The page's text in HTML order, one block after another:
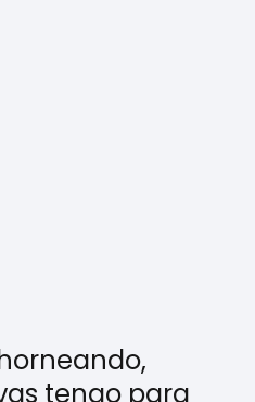
tengo para